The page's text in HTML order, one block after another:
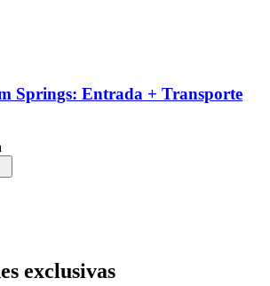
Springs: Entrada + Transporte
exclusivas